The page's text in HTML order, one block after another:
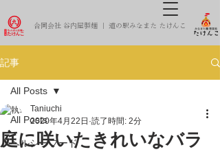
合同会社 谷内屋製麺 ｜ 道の駅みなまた たけんこ
記事
All Posts
ヘルシーフード
All Posts
庭に咲いたきれいなバラ
Taniuchi
2020年4月22日 読了時間: 2分